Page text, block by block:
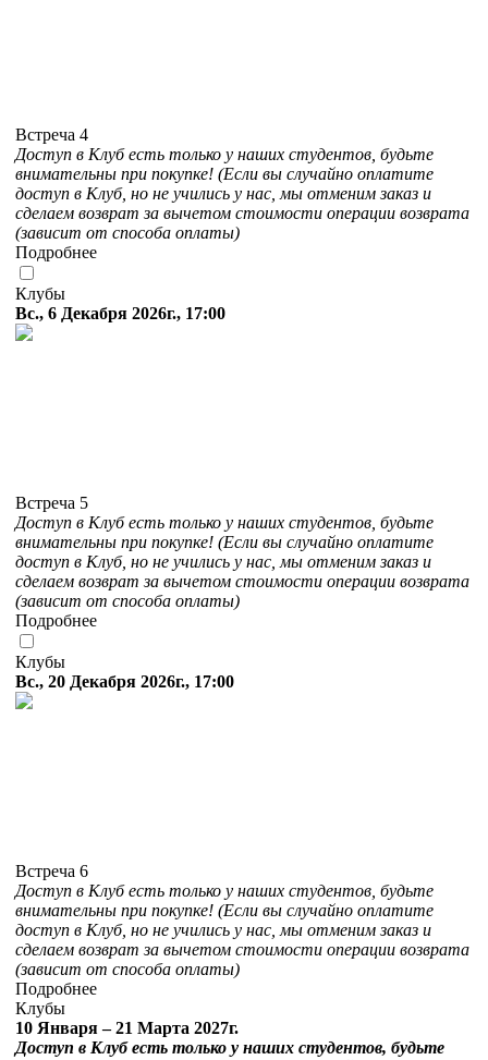
Встреча 4
Доступ в Клуб есть только у наших студентов, будьте
внимательны при покупке! (Если вы случайно оплатите
доступ в Клуб, но не учились у нас, мы отменим заказ и
сделаем возврат за вычетом стоимости операции возврата
(зависит от способа оплаты)
Подробнее
Клубы
Вс., 6 Декабря 2026г., 17:00
Встреча 5
Доступ в Клуб есть только у наших студентов, будьте
внимательны при покупке! (Если вы случайно оплатите
доступ в Клуб, но не учились у нас, мы отменим заказ и
сделаем возврат за вычетом стоимости операции возврата
(зависит от способа оплаты)
Подробнее
Клубы
Вс., 20 Декабря 2026г., 17:00
Встреча 6
Доступ в Клуб есть только у наших студентов, будьте
внимательны при покупке! (Если вы случайно оплатите
доступ в Клуб, но не учились у нас, мы отменим заказ и
сделаем возврат за вычетом стоимости операции возврата
(зависит от способа оплаты)
Подробнее
Клубы
10 Января – 21 Марта 2027г.
Доступ в Клуб есть только у наших студентов, будьте